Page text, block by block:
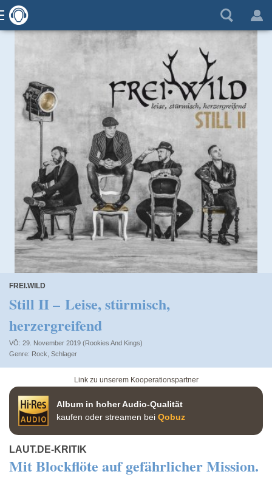
FREI.WILD
Still II – Leise, stürmisch,
herzergreifend
VÖ: 29. November 2019 (Rookies And Kings)
Rock Schlager
Link zu unserem Kooperationspartner
Album in hoher Audio-Qualität
kaufen oder streamen bei Qobuz
LAUT.DE-KRITIK
Mit Blockflöte auf gefährlicher Mission.